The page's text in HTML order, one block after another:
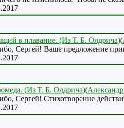
в плавание. (Из Т. Б. Олдрича)(
Сергей! Ваше предложение
(Из Т. Б. Олдрича)(
Сергей! Стихотворение